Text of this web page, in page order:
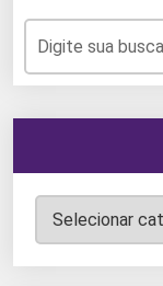
Categorias